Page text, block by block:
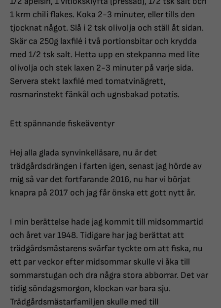
1 krm chili flakes. Koka 2-3 minuter, eller tills den
tjocknat något. Slå i 2 tsk olivolja och ställ åt sidan.
Skär ca 250g laxfilé i två portionsbitar och krydda
med 1/2 tsk salt. Hetta upp en stekpanna med lite
olivolja och stek laxen 2-3 minuter på varje sida.
Servera stekt laxfilé med tomatvinägrett,
rosmarinstekt fänkål och ugnsbakad potatis.
Ett spännande fiskeäventyr
Hej alla glada synvinkelläsare, nu är det
trädgårdsdrängen i farten igen, senast jag hörde av
mig så var det fortfarande 2016, nu har vi börjat
knapra på 2017 och jag får önska ett gott nytt år.
I min berättelse hade jag kommit till midsommartid
och året var 1948. Tidigare har jag berättat att
trädgårdsmästarens svärfar tyckte om att fiska, nu
ett par veckor efter midsommar skulle vi åka till
sommarstugan och dra några stora abborrar. Det var
tidig söndagsmorgon, klockan var bara sju.
Trädgårdsmästarfamiljen skulle med till